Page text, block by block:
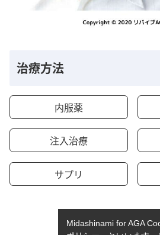
治療方法
内服薬
注入治療
サプリ
Midashinami for AGA